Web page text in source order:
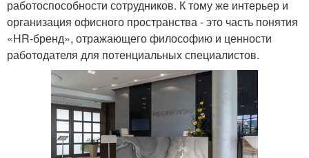
работоспособности сотрудников. К тому же интерьер и
организация офисного пространства - это часть понятия
«HR-бренд», отражающего философию и ценности
работодателя для потенциальных специалистов.